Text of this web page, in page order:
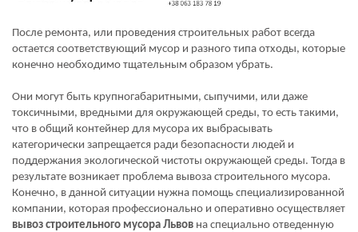
После ремонта, или проведения строительных работ всегда
остается соответствующий мусор и разного типа отходы, которые
конечно необходимо тщательным образом убрать.
Они могут быть крупногабаритными, сыпучими, или даже
токсичными, вредными для окружающей среды, то есть такими,
что в общий контейнер для мусора их выбрасывать
категорически запрещается ради безопасности людей и
поддержания экологической чистоты окружающей среды. Тогда в
результате возникает проблема вывоза строительного мусора.
Конечно, в данной ситуации нужна помощь специализированной
компании, которая профессионально и оперативно осуществляет
вывоз строительного мусора Львов на специально отведенную